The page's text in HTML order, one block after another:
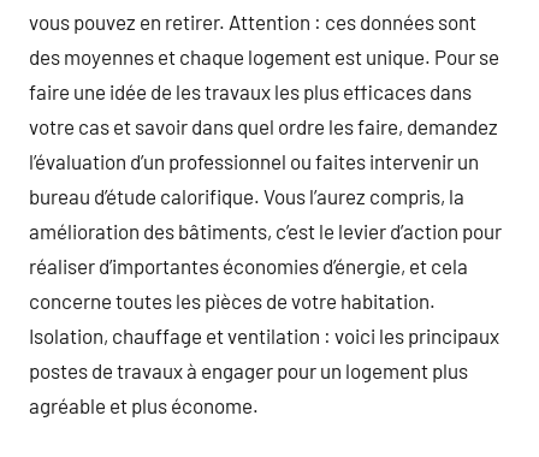
vous pouvez en retirer. Attention : ces données sont
des moyennes et chaque logement est unique. Pour se
faire une idée de les travaux les plus efficaces dans
votre cas et savoir dans quel ordre les faire, demandez
l’évaluation d’un professionnel ou faites intervenir un
bureau d’étude calorifique. Vous l’aurez compris, la
amélioration des bâtiments, c’est le levier d’action pour
réaliser d’importantes économies d’énergie, et cela
concerne toutes les pièces de votre habitation.
Isolation, chauffage et ventilation : voici les principaux
postes de travaux à engager pour un logement plus
agréable et plus économe.